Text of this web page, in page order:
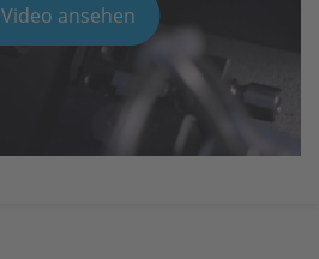
Video ansehen